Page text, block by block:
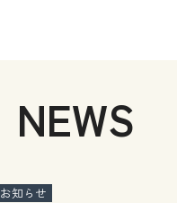
NEWS
お知らせ